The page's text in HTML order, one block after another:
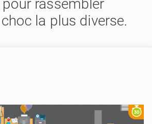
rassembler
choc la plus diverse.